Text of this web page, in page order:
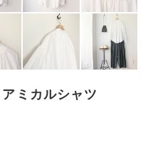
ミカルシャツ